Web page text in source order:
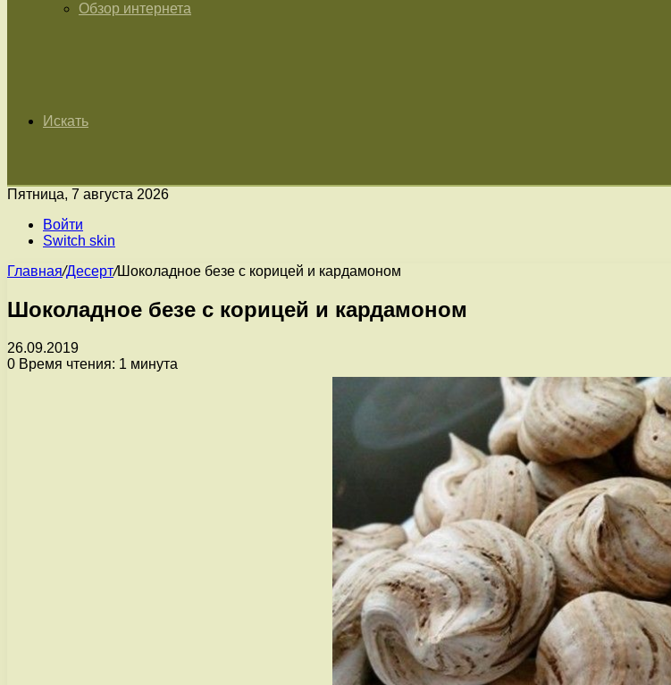
Обзор интернета
Искать
Пятница, 7 августа 2026
Войти
Switch skin
Главная/Десерт/Шоколадное безе с корицей и кардамоном
Шоколадное безе с корицей и кардамоном
26.09.2019
0 Время чтения: 1 минута